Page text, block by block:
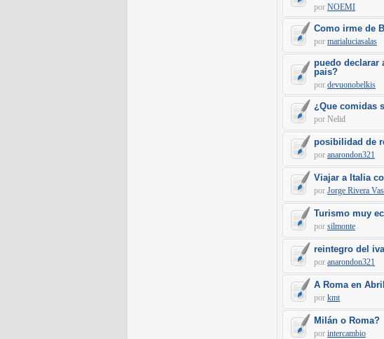
por NOEMI
Como irme de
por marialuciasalas
puedo declarar
pais?
por devuonobelkis
¿Que comidas
por Nelid
posibilidad de
por anarondon321
Viajar a Italia
por Jorge Rivera
Turismo muy
por silmonte
reintegro del
por anarondon321
A Roma en
por kmt
Milán o Roma?
por intercambio